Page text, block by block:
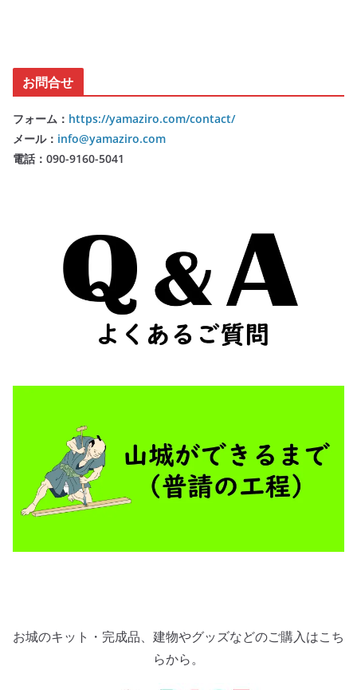
お問合せ
フォーム： https://yamaziro.com/contact/
メール： info@yamaziro.com
電話：090-9160-5041
お城のキット・完成品、建物やグッズなどのご購入はこち
らから。